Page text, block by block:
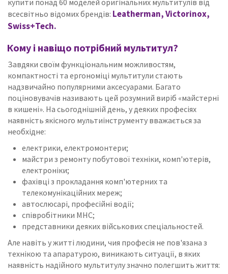
купити понад 60 моделей оригінальних мультитулів від
всесвітньо відомих брендів: Leatherman, Victorinox,
Swiss+Tech.
Кому і навіщо потрібний мультитул?
Завдяки своїм функціональним можливостям,
компактності та ергономіці мультитули стають
надзвичайно популярними аксесуарами. Багато
поціновувачів називають цей розумний виріб «майстерні
в кишені». На сьогоднішній день, у деяких професіях
наявність якісного мультиінструменту вважається за
необхідне:
електрики, електромонтери;
майстри з ремонту побутової техніки, комп'ютерів,
електроніки;
фахівці з прокладання комп'ютерних та
телекомунікаційних мереж;
автослюсарі, професійні водії;
співробітники МНС;
представники деяких військових спеціальностей.
Але навіть у житті людини, чия професія не пов'язана з
технікою та апаратурою, виникають ситуації, в яких
наявність надійного мультитулу значно полегшить життя: